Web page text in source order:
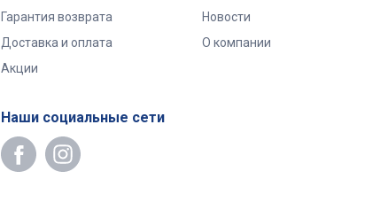
Гарантия возврата
Доставка и оплата
Акции
Новости
О компании
Наши социальные сети